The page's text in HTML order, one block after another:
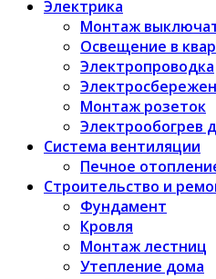
Электрика
Монтаж
Освещение в
Электропроводка
Монтаж розеток
Электрообогрев
Система вентиляции
Печное
Строительство и
Фундамент
Кровля
Монтаж лестниц
Утепление дома